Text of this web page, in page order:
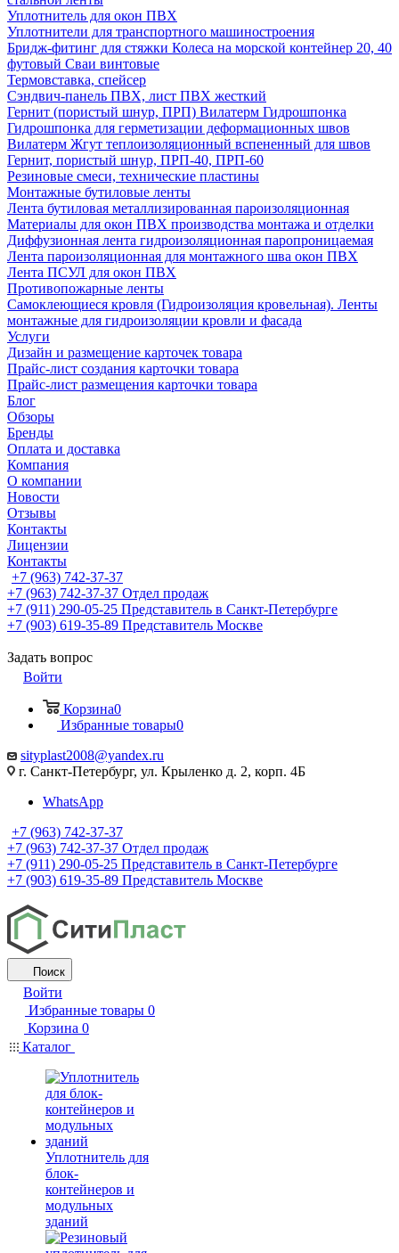
Уплотнитель для окон ПВХ
Уплотнители для транспортного машиностроения
Бридж-фитинг для стяжки Колеса на морской контейнер 20, 40
футовый Сваи винтовые
Термовставка, спейсер
Сэндвич-панель ПВХ, лист ПВХ жесткий
Гернит (пористый шнур, ПРП) Вилатерм Гидрошпонка
Гидрошпонка для герметизации деформационных швов
Вилатерм Жгут теплоизоляционный вспененный для швов
Гернит, пористый шнур, ПРП-40, ПРП-60
Резиновые смеси, технические пластины
Монтажные бутиловые ленты
Лента бутиловая металлизированная пароизоляционная
Материалы для окон ПВХ производства монтажа и отделки
Диффузионная лента гидроизоляционная паропроницаемая
Лента пароизоляционная для монтажного шва окон ПВХ
Лента ПСУЛ для окон ПВХ
Противопожарные ленты
Самоклеющиеся кровля (Гидроизоляция кровельная). Ленты
монтажные для гидроизоляции кровли и фасада
Услуги
Дизайн и размещение карточек товара
Прайс-лист создания карточки товара
Прайс-лист размещения карточки товара
Блог
Обзоры
Бренды
Оплата и доставка
Компания
О компании
Новости
Отзывы
Контакты
Лицензии
Контакты
+7 (963) 742-37-37
+7 (963) 742-37-37 Отдел продаж
+7 (911) 290-05-25 Представитель в Санкт-Петербурге
+7 (903) 619-35-89 Представитель Москве
Задать вопрос
Войти
Корзина0
Избранные товары0
sityplast2008@yandex.ru
г. Санкт-Петербург, ул. Крыленко д. 2, корп. 4Б
WhatsApp
+7 (963) 742-37-37
+7 (963) 742-37-37 Отдел продаж
+7 (911) 290-05-25 Представитель в Санкт-Петербурге
+7 (903) 619-35-89 Представитель Москве
Поиск
Войти
Избранные товары 0
Корзина 0
Каталог
Уплотнитель для
блок-
контейнеров и
модульных
зданий